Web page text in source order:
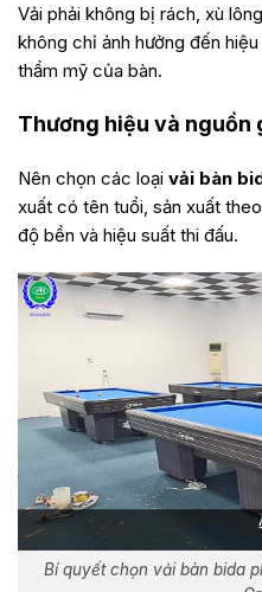
Vải phải không bị rách, xù
không chỉ ảnh hưởng đến
thẩm mỹ của bàn.
Thương hiệu và nguồn
Nên chọn các loại vải bàn
xuất có tên tuổi, sản xuất
độ bền và hiệu suất thi đấu.
Bí quyết chọn vải bàn bida